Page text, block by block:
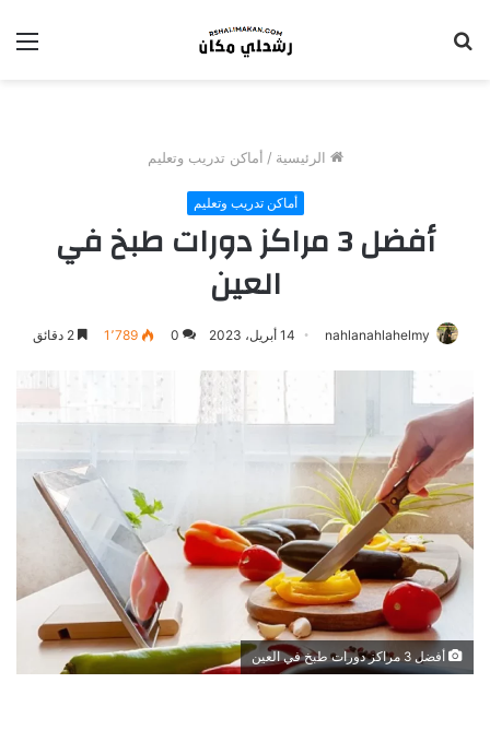
الرئيسية / أماكن تدريب وتعليم
أماكن تدريب وتعليم
أفضل 3 مراكز دورات طبخ في
العين
nahlanahlahelmy 14 أبريل، 2023 0 1٬789 2 دقائق
أفضل 3 مراكز دورات طبخ في العين